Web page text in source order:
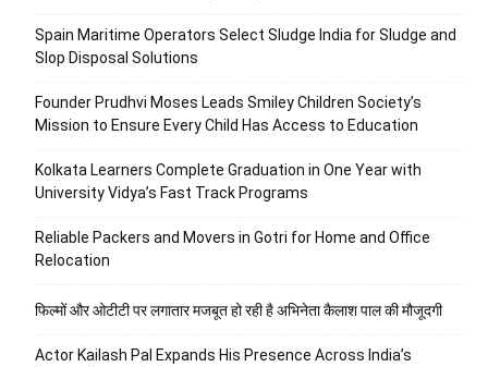
Spain Maritime Operators Select Sludge India for Sludge and
Slop Disposal Solutions
Founder Prudhvi Moses Leads Smiley Children Society’s
Mission to Ensure Every Child Has Access to Education
Kolkata Learners Complete Graduation in One Year with
University Vidya’s Fast Track Programs
Reliable Packers and Movers in Gotri for Home and Office
Relocation
फिल्मों और ओटीटी पर लगातार मजबूत हो रही है अभिनेता कैलाश पाल की मौजूदगी
Actor Kailash Pal Expands His Presence Across India’s